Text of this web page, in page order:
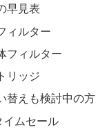
早見表
ィルター
フィルター
リッジ
替えも検討中の方
イムセール